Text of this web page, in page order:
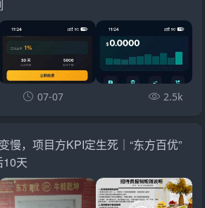
07-07 2.5k
慢，项目方KPI定生死｜“东方百优”
10天